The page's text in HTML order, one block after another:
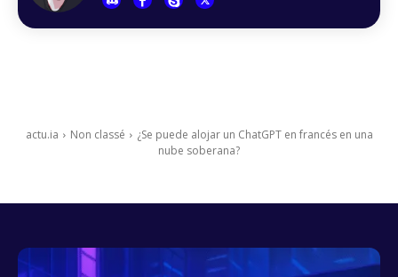
actu.ia Non classé
¿Se puede alojar un ChatGPT en francés en una
nube soberana?